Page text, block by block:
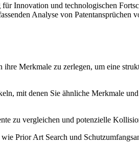
Innovation und technologischen
Analyse von Patentansprüchen
Merkmale zu zerlegen, um eine
mit denen Sie ähnliche Merkmale
zu vergleichen und potenzielle
Prior Art Search und